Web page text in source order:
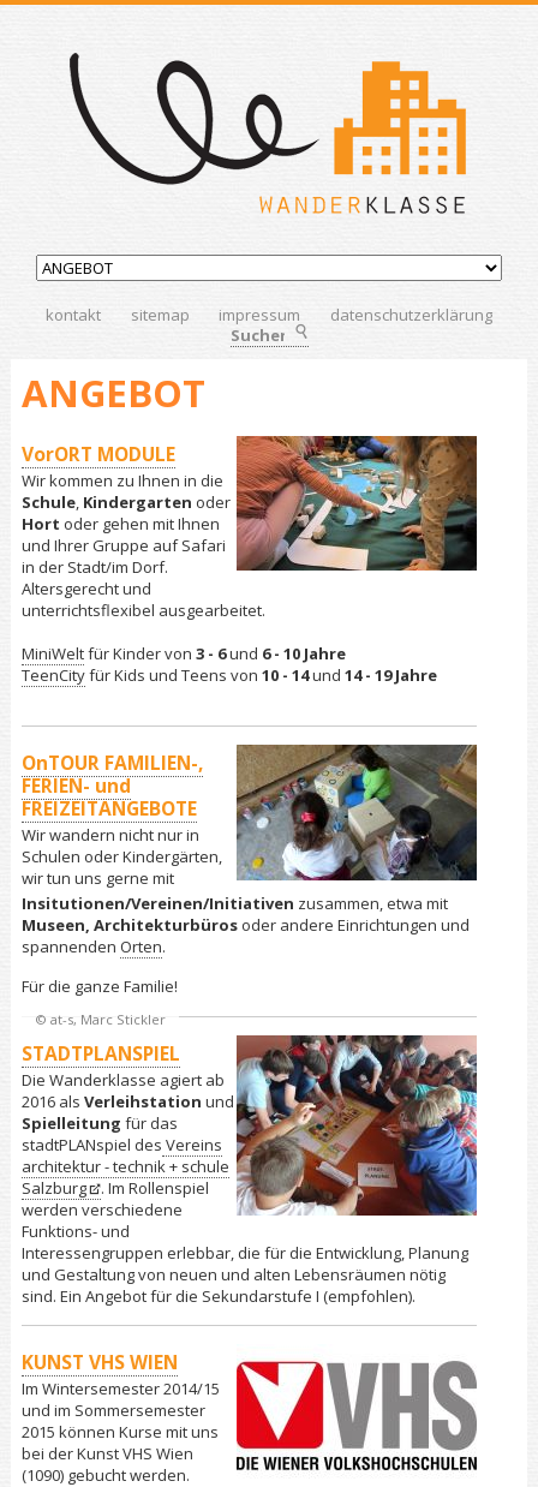
kontakt sitemap impressum datenschutzerklärung
ANGEBOT
VorORT MODULE
Wir kommen zu Ihnen in die
Schule, Kindergarten oder
Hort oder gehen mit Ihnen
und Ihrer Gruppe auf Safari
in der Stadt/im Dorf.
Altersgerecht und
unterrichtsflexibel ausgearbeitet.
MiniWeltfür Kinder von 3 - 6und 6 - 10 Jahre
TeenCityfür Kids und Teens von 10 - 14und 14 - 19 Jahre
OnTOUR FAMILIEN-,
FERIEN- und
FREIZEITANGEBOTE
Wir wandern nicht nur in
Schulen oder Kindergärten,
wir tun uns gerne mit
Insitutionen/Vereinen/Initiativen zusammen, etwa mit
Museen, Architekturbürosoder andere Einrichtungen und
spannenden Orten.
Für die ganze Familie!
© at-s, Marc Stickler
STADTPLANSPIEL
Die Wanderklasse agiert ab
2016 als Verleihstation und
Spielleitung für das
stadtPLANspiel des Vereins
architektur - technik + schule
Salzburg
. Im Rollenspiel
werden verschiedene
Funktions- und
Interessengruppen erlebbar, die für die Entwicklung, Planung
und Gestaltung von neuen und alten Lebensräumen nötig
sind. Ein Angebot für die Sekundarstufe I (empfohlen).
KUNST VHS WIEN
Im Wintersemester 2014/15
und im Sommersemester
2015 können Kurse mit uns
bei der Kunst VHS Wien
(1090) gebucht werden.